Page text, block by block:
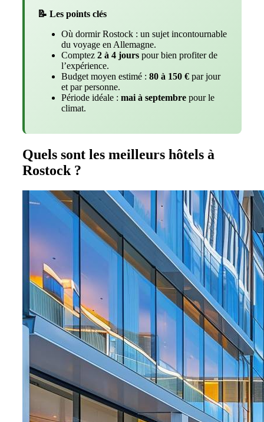
📝 Les points clés
Où dormir Rostock : un sujet incontournable
du voyage en Allemagne.
Comptez 2 à 4 jours pour bien profiter de
l’expérience.
Budget moyen estimé : 80 à 150 € par jour
et par personne.
Période idéale : mai à septembre pour le
climat.
Quels sont les meilleurs hôtels à
Rostock ?